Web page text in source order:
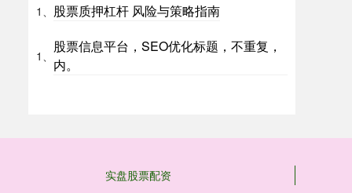
1、 股票质押杠杆 风险与策略指南
1、
股票信息平台，SEO优化标题，不重复，
内。
实盘股票配资